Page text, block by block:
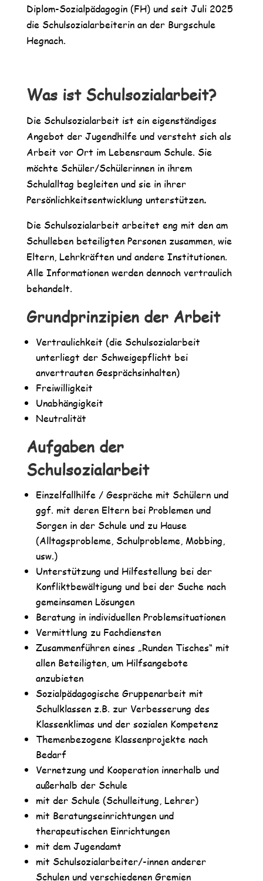
Diplom-Sozialpädagogin (FH) und seit Juli 2025
die Schulsozialarbeiterin an der Burgschule
Hegnach.
Was ist Schulsozialarbeit?
Die Schulsozialarbeit ist ein eigenständiges
Angebot der Jugendhilfe und versteht sich als
Arbeit vor Ort im Lebensraum Schule. Sie
möchte Schüler/Schülerinnen in ihrem
Schulalltag begleiten und sie in ihrer
Persönlichkeitsentwicklung unterstützen.
Die Schulsozialarbeit arbeitet eng mit den am
Schulleben beteiligten Personen zusammen, wie
Eltern, Lehrkräften und andere Institutionen.
Alle Informationen werden dennoch vertraulich
behandelt.
Grundprinzipien der Arbeit
Vertraulichkeit (die Schulsozialarbeit
unterliegt der Schweigepflicht bei
anvertrauten Gesprächsinhalten)
Freiwilligkeit
Unabhängigkeit
Neutralität
Aufgaben der
Schulsozialarbeit
Einzelfallhilfe / Gespräche mit Schülern und
ggf. mit deren Eltern bei Problemen und
Sorgen in der Schule und zu Hause
(Alltagsprobleme, Schulprobleme, Mobbing,
usw.)
Unterstützung und Hilfestellung bei der
Konfliktbewältigung und bei der Suche nach
gemeinsamen Lösungen
Beratung in individuellen Problemsituationen
Vermittlung zu Fachdiensten
Zusammenführen eines „Runden Tisches“ mit
allen Beteiligten, um Hilfsangebote
anzubieten
Sozialpädagogische Gruppenarbeit mit
Schulklassen z.B. zur Verbesserung des
Klassenklimas und der sozialen Kompetenz
Themenbezogene Klassenprojekte nach
Bedarf
Vernetzung und Kooperation innerhalb und
außerhalb der Schule
mit der Schule (Schulleitung, Lehrer)
mit Beratungseinrichtungen und
therapeutischen Einrichtungen
mit dem Jugendamt
mit Schulsozialarbeiter/-innen anderer
Schulen und verschiedenen Gremien